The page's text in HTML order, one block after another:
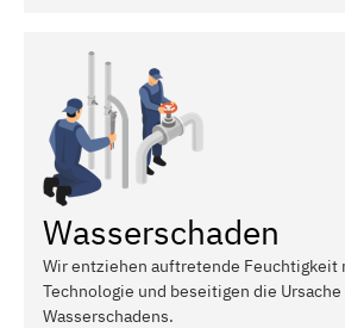
Wasserschaden
Wir entziehen auftretende Feuchtigkeit
Technologie und beseitigen die
Wasserschadens.